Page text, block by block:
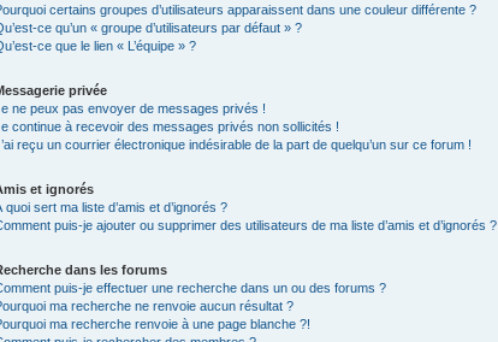
certains groupes d’utilisateurs apparaissent dans une couleur différente ?
ce qu’un « groupe d’utilisateurs par défaut » ?
ce que le lien « L’équipe » ?
privée
ne peux pas envoyer de messages privés !
continue à recevoir des messages privés non sollicités !
reçu un courrier électronique indésirable de la part de quelqu’un sur ce forum !
et ignorés
quoi sert ma liste d’amis et d’ignorés ?
puis-je ajouter ou supprimer des utilisateurs de ma liste d’amis et d’ignorés ?
dans les forums
puis-je effectuer une recherche dans un ou des forums ?
ma recherche ne renvoie aucun résultat ?
ma recherche renvoie à une page blanche ?!